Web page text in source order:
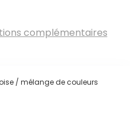
complémentaires
/ mélange de couleurs